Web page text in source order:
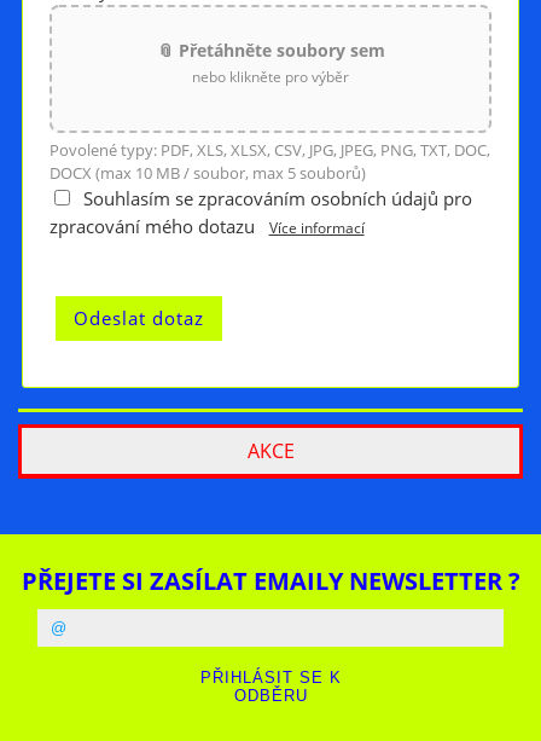
📎 Přetáhněte soubory sem
nebo klikněte pro výběr
Povolené typy: PDF, XLS, XLSX, CSV, JPG, JPEG, PNG, TXT, DOC,
DOCX (max 10 MB / soubor, max 5 souborů)
Souhlasím se zpracováním osobních údajů pro
zpracování mého dotazu
Více informací
AKCE
PŘEJETE SI ZASÍLAT EMAILY NEWSLETTER ?